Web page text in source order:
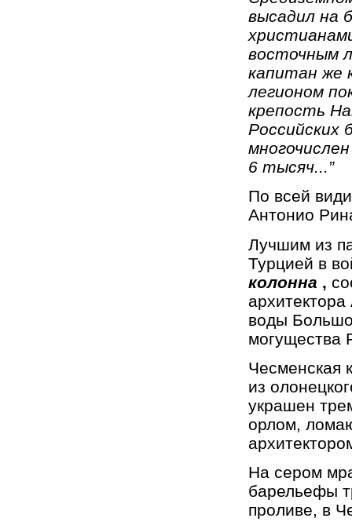
высадил на
восточным
капитан же
легионом
крепость
Российских
6 тысяч...”
По всей
Антонио
Лучшим из
Турцией в
колонна ,
воды
могущества
Чесменская
из
украшен
орлом,
На сером
барельефы
проливе, в